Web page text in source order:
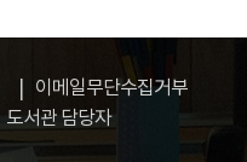
이메일무단수집거부
도서관 담당자